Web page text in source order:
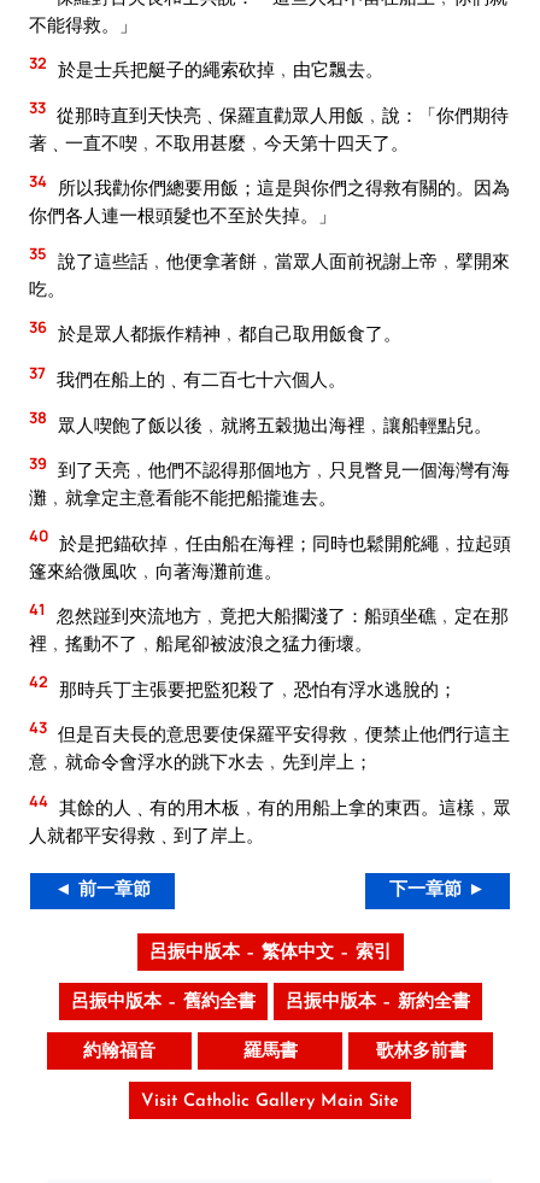
不能得救。」
32 於是士兵把艇子的繩索砍掉﹐由它飄去。
33 從那時直到天快亮﹑保羅直勸眾人用飯﹐說：「你們期待
著﹑一直不喫﹐不取用甚麼﹐今天第十四天了。
34 所以我勸你們總要用飯；這是與你們之得救有關的。因為
你們各人連一根頭髮也不至於失掉。」
35 說了這些話﹐他便拿著餅﹐當眾人面前祝謝上帝﹐擘開來
吃。
36 於是眾人都振作精神﹐都自己取用飯食了。
37 我們在船上的﹑有二百七十六個人。
38 眾人喫飽了飯以後﹐就將五穀拋出海裡﹐讓船輕點兒。
39 到了天亮﹐他們不認得那個地方﹐只見瞥見一個海灣有海
灘﹐就拿定主意看能不能把船攏進去。
40 於是把錨砍掉﹐任由船在海裡；同時也鬆開舵繩﹐拉起頭
篷來給微風吹﹐向著海灘前進。
41
忽然踫到夾流地方﹐竟把大船擱淺了：船頭坐礁﹐定在那
裡﹐搖動不了﹐船尾卻被波浪之猛力衝壞。
42 那時兵丁主張要把監犯殺了﹐恐怕有浮水逃脫的；
43 但是百夫長的意思要使保羅平安得救﹐便禁止他們行這主
意﹐就命令會浮水的跳下水去﹐先到岸上；
44 其餘的人﹑有的用木板﹐有的用船上拿的東西。這樣﹐眾
人就都平安得救﹑到了岸上。
◄ 前一章節 下一章節 ►
呂振中版本 – 繁体中文 – 索引
呂振中版本 – 舊約全書 呂振中版本 – 新約全書
約翰福音 羅馬書 歌林多前書
Visit Catholic Gallery Main Site